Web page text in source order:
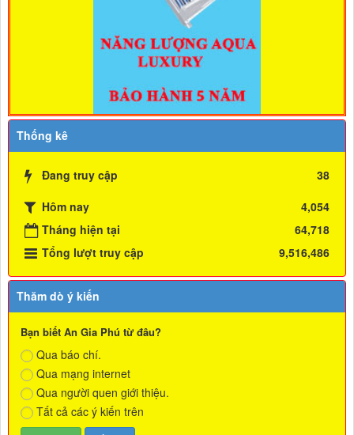
Thống kê
Đang truy cập
38
Hôm nay
4,054
Tháng hiện tại
64,718
Tổng lượt truy cập
9,516,486
Thăm dò ý kiến
Bạn biết An Gia Phú từ đâu?
Qua báo chí.
Qua mạng internet
Qua người quen giới thiệu.
Tất cả các ý kiến trên